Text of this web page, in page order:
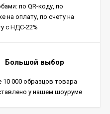
Ragno Ossimori Miele Extra
R9TJ
по QR-коду, по
на оплату, по счету на
с НДС-22%
Большой выбор
10 000 образцов товара
у нашем шоуруме